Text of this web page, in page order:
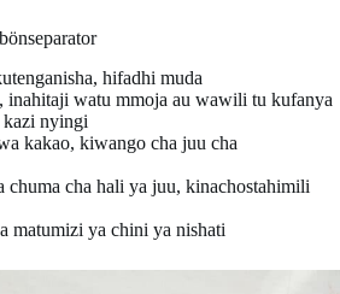
hifadhi muda
inahitaji watu mmoja au wawili tu kufanya
nyingi
kakao, kiwango cha juu cha
chuma cha hali ya juu, kinachostahimili
matumizi ya chini ya nishati